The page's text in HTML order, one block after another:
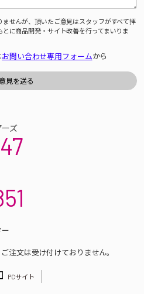
せんが、頂いたご意見はスタッフがすべて拝
に商品開発・サイト改善を行ってまいりま
お問い合わせ専用フォームから
ズ
注文は受け付けておりません。
PCサイト